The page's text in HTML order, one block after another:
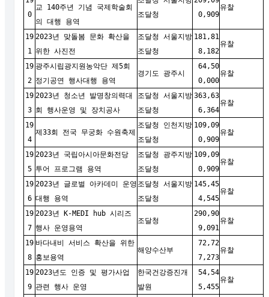
0
교 140주년 기념 국제학술회
의 대행 용역
조달청
0,909
유찰
19
1
2023년 맞돌봄 문화 확산을
위한 사진전
조달청 서울지방
조달청
181,81
8,182
유찰
19
2
광주시립광지원농악단 제5회
정기공연 행사대행 용역
경기도 광주시
64,50
0,000
유찰
19
3
2023년 청소년 발명창의력대
회 행사운영 및 장치공사
조달청 서울지방
조달청
363,63
6,364
유찰
19
4
제33회 전국 무궁화 수원축제
조달청 인천지방
조달청
109,09
0,909
유찰
19
5
2023년 국립아시아문화전당
투어 프로그램 용역
조달청 광주지방
조달청
109,09
0,909
유찰
19
6
2023년 글로벌 아카데미 운영
대행 용역
조달청 서울지방
조달청
145,45
4,545
유찰
19
7
2023년 K-MEDI hub 시리즈
행사 운영용역
조달청
290,90
9,091
유찰
19
8
바다내비 서비스 확산을 위한
홍보용역
해양수산부
72,72
7,273
유찰
19
9
2023년도 인증 및 평가사업
관련 행사 운영
한국건강증진개
발원
54,54
5,455
유찰